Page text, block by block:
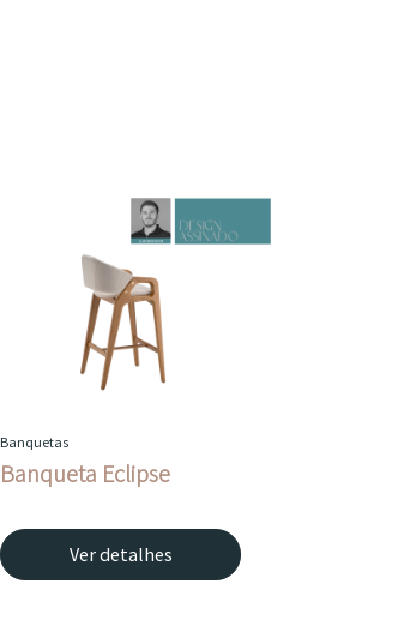
Banquetas
Banqueta Eclipse
Ver detalhes